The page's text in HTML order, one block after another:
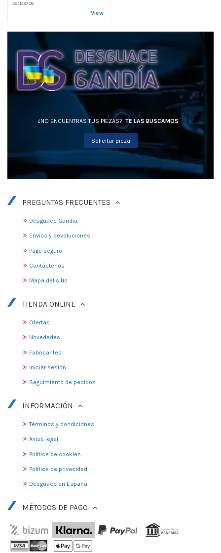
504148706
View
¿NO ENCUENTRAS TUS PIEZAS? TE LAS BUSCAMOS
Solicitar pieza
PREGUNTAS FRECUENTES
Desguace Gandia
Envíos y devoluciones
Pago seguro
Contáctenos
Mapa del sitio
TIENDA ONLINE
Ofertas
Novedades
Fabricantes
Iniciar sesión
Seguimiento de pedidos
INFORMACIÓN
Términos y condiciones
Aviso legal
Política de cookies
Política de privacidad
Desguace en España
MÉTODOS DE PAGO